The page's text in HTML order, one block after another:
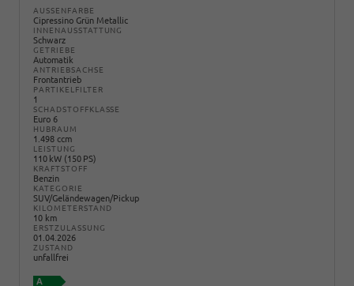
AUSSENFARBE
Cipressino Grün Metallic
INNENAUSSTATTUNG
Schwarz
GETRIEBE
Automatik
ANTRIEBSACHSE
Frontantrieb
PARTIKELFILTER
1
SCHADSTOFFKLASSE
Euro 6
HUBRAUM
1.498 ccm
LEISTUNG
110 kW (150 PS)
KRAFTSTOFF
Benzin
KATEGORIE
SUV/Geländewagen/Pickup
KILOMETERSTAND
10 km
ERSTZULASSUNG
01.04.2026
ZUSTAND
unfallfrei